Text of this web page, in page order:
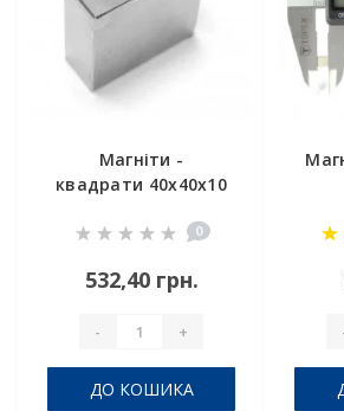
Магніти -
квадрати 40x40x10
0
532,40 грн.
- +
ДО КОШИКА